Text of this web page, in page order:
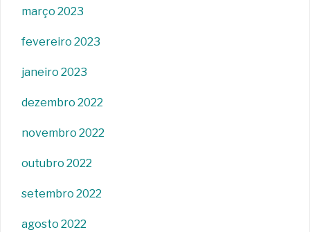
março 2023
fevereiro 2023
janeiro 2023
dezembro 2022
novembro 2022
outubro 2022
setembro 2022
agosto 2022